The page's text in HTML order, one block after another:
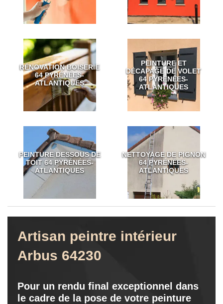
RÉNOVATION BOISERIE
64 PYRÉNÉES-
ATLANTIQUES
PEINTURE ET
DÉCAPAGE DE VOLET
64 PYRÉNÉES-
ATLANTIQUES
PEINTURE DESSOUS DE
TOIT 64 PYRÉNÉES-
ATLANTIQUES
NETTOYAGE DE PIGNON
64 PYRÉNÉES-
ATLANTIQUES
Artisan peintre intérieur
Arbus 64230
Pour un rendu final exceptionnel dans
le cadre de la pose de votre peinture